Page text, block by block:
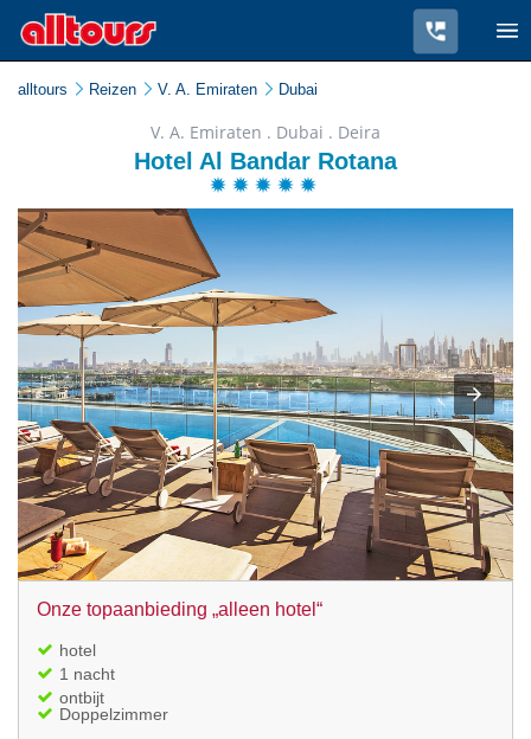
alltours Reizen V. A. Emiraten Dubai
V. A. Emiraten . Dubai . Deira
Hotel Al Bandar Rotana
Onze topaanbieding „alleen hotel“
hotel
1 nacht
ontbijt
Doppelzimmer